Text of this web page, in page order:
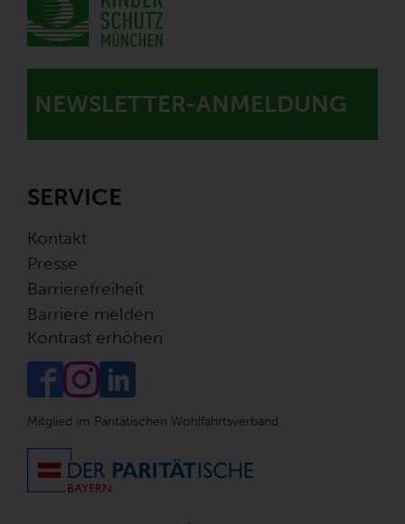
NEWSLETTER-ANMELDUNG
SERVICE
Kontakt
Presse
Barrierefreiheit
Barriere melden
Kontrast erhöhen
Mitglied im Paritätischen Wohlfahrtsverband